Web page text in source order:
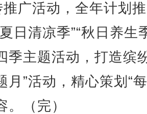
广活动，全年计划
日清凉季”“秋日养生
季主题活动，打造缤
月”活动，精心策划“
。（完）